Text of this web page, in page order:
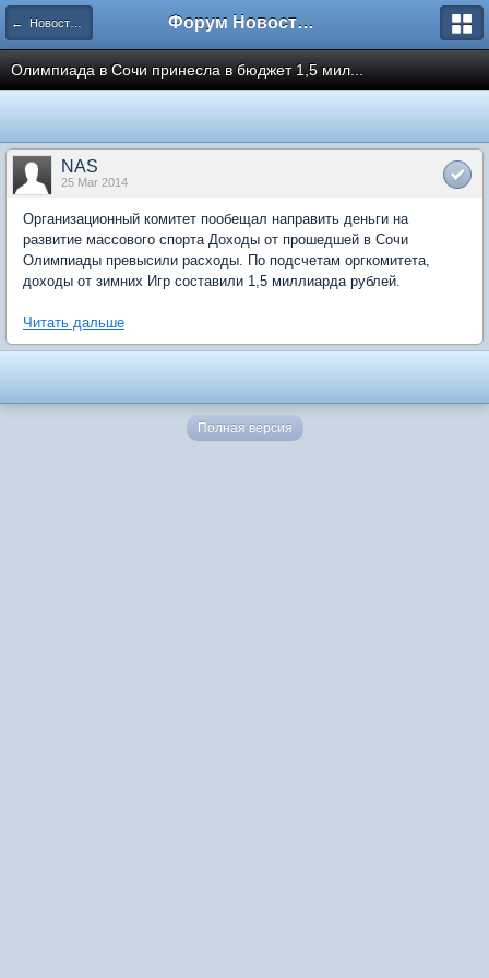
← Новости рынка недвижимости Форум Новостройки
Олимпиада в Сочи принесла в бюджет 1,5 мил...
NAS
25 Mar 2014
Организационный комитет пообещал направить деньги на
развитие массового спорта Доходы от прошедшей в Сочи
Олимпиады превысили расходы. По подсчетам оргкомитета,
доходы от зимних Игр составили 1,5 миллиарда рублей.
Читать дальше
Полная версия